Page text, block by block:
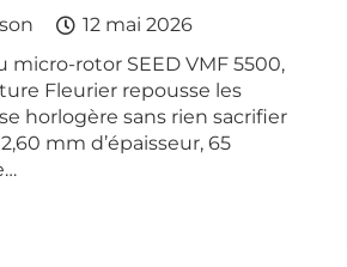
12 mai 2026
micro-rotor SEED VMF 5500,
Fleurier repousse les
horlogère sans rien sacrifier
mm d’épaisseur, 65